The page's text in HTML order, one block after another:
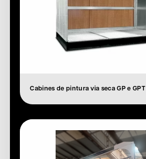
Cabines de pintura via seca GP e GPT